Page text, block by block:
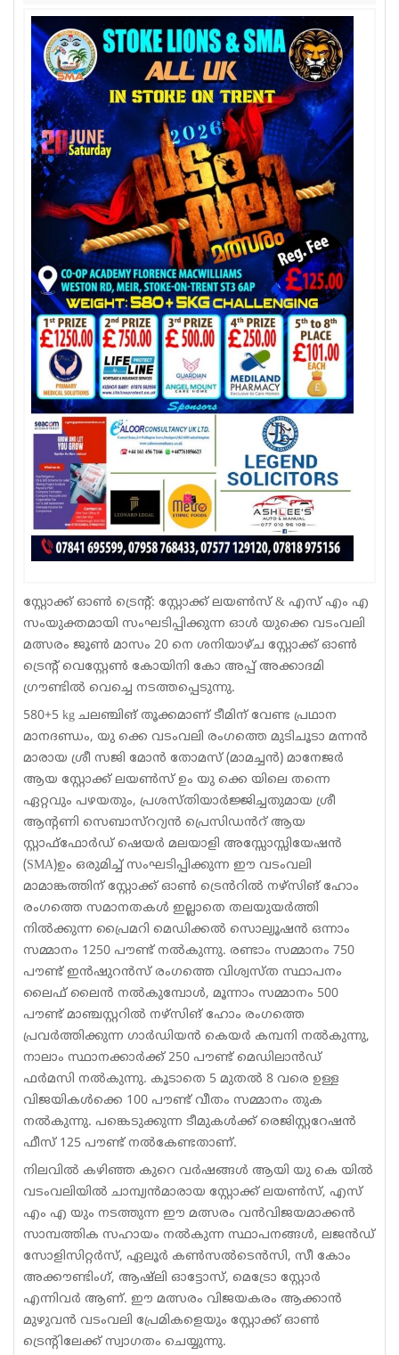
Sports
Jwala
Classifieds
Law
Gallery
സ്റ്റോക്ക് ഓൺ ട്രെന്റ്: സ്റ്റോക്ക് ലയൺസ്‌ & എസ് എം എ
സംയുക്തമായി സംഘടിപ്പിക്കുന്ന ഓൾ യുക്കെ വടംവലി
മത്സരം ജൂൺ മാസം 20 നെ ശനിയാഴ്ച സ്റ്റോക്ക് ഓൺ
ട്രെന്റ് വെസ്റ്റേൺ കോയിനി കോ അപ്പ് അക്കാദമി
ഗ്രൗണ്ടിൽ വെച്ചെ നടത്തപ്പെടുന്നു.
580+5 kg ചലഞ്ചിങ് തൂക്കമാണ് ടീമിന് വേണ്ട പ്രഥാന
മാനദണ്ഡം, യു ക്കെ വടംവലി രംഗത്തെ മുടിചൂടാ മന്നൻ
മാരായ ശ്രീ സജി മോൻ തോമസ് (മാമച്ചൻ) മാനേജർ
ആയ സ്റ്റോക്ക് ലയൺസ്‌ ഉം യു ക്കെ യിലെ തന്നെ
ഏറ്റവും പഴയതും, പ്രശസ്തിയാർജ്ജിച്ചതുമായ ശ്രീ
ആന്റണി സെബാസ്ററ്യൻ പ്രെസിഡൻറ് ആയ
സ്റ്റാഫ്‌ഫോർഡ് ഷെയർ മലയാളി അസ്സോസ്സിയേഷൻ
(SMA)ഉം ഒരുമിച്ച് സംഘടിപ്പിക്കുന്ന ഈ വടംവലി
മാമാങ്കത്തിന് സ്റ്റോക്ക് ഓൺ ട്രെൻറിൽ നഴ്സിങ് ഹോം
രംഗത്തെ സമാനതകൾ ഇല്ലാതെ തലയുയർത്തി
നിൽക്കുന്ന പ്രൈമറി മെഡിക്കൽ സൊല്യൂഷൻ ഒന്നാം
സമ്മാനം 1250 പൗണ്ട് നൽകുന്നു. രണ്ടാം സമ്മാനം 750
പൗണ്ട് ഇൻഷുറൻസ് രംഗത്തെ വിശ്വസ്ത സ്ഥാപനം
ലൈഫ് ലൈൻ നൽകുമ്പോൾ, മൂന്നാം സമ്മാനം 500
പൗണ്ട് മാഞ്ചസ്റ്ററിൽ നഴ്സിങ് ഹോം രംഗത്തെ
പ്രവർത്തിക്കുന്ന ഗാർഡിയൻ കെയർ കമ്പനി നൽകുന്നു,
നാലാം സ്ഥാനക്കാർക്ക് 250 പൗണ്ട് മെഡിലാൻഡ്
ഫർമസി നൽകുന്നു. കൂടാതെ 5 മുതൽ 8 വരെ ഉള്ള
വിജയികൾക്കെ 100 പൗണ്ട് വീതം സമ്മാനം തുക
നൽകുന്നു. പങ്കെടുക്കുന്ന ടീമുകൾക്ക് രെജിസ്റ്ററേഷൻ
ഫീസ് 125 പൗണ്ട് നൽകേണ്ടതാണ്.
നിലവിൽ കഴിഞ്ഞ കുറെ വർഷങ്ങൾ ആയി യു കെ യിൽ
വടംവലിയിൽ ചാമ്പ്യൻമാരായ സ്റ്റോക്ക് ലയൺസ്‌, എസ്
എം എ യും നടത്തുന്ന ഈ മത്സരം വൻവിജയമാക്കൻ
സാമ്പത്തിക സഹായം നൽകുന്ന സ്ഥാപനങ്ങൾ, ലജൻഡ്
സോളിസിറ്റർസ്, ഏലൂർ കൺസൽടെൻസി, സീ കോം
അക്കൗണ്ടിംഗ്, ആഷ്‌ലി ഓട്ടോസ്, മെട്രോ സ്റ്റോർ
എന്നിവർ ആണ്. ഈ മത്സരം വിജയകരം ആക്കാൻ
മുഴുവൻ വടംവലി പ്രേമികളെയും സ്റ്റോക്ക് ഓൺ
ട്രെന്റിലേക്ക് സ്വാഗതം ചെയ്യുന്നു.